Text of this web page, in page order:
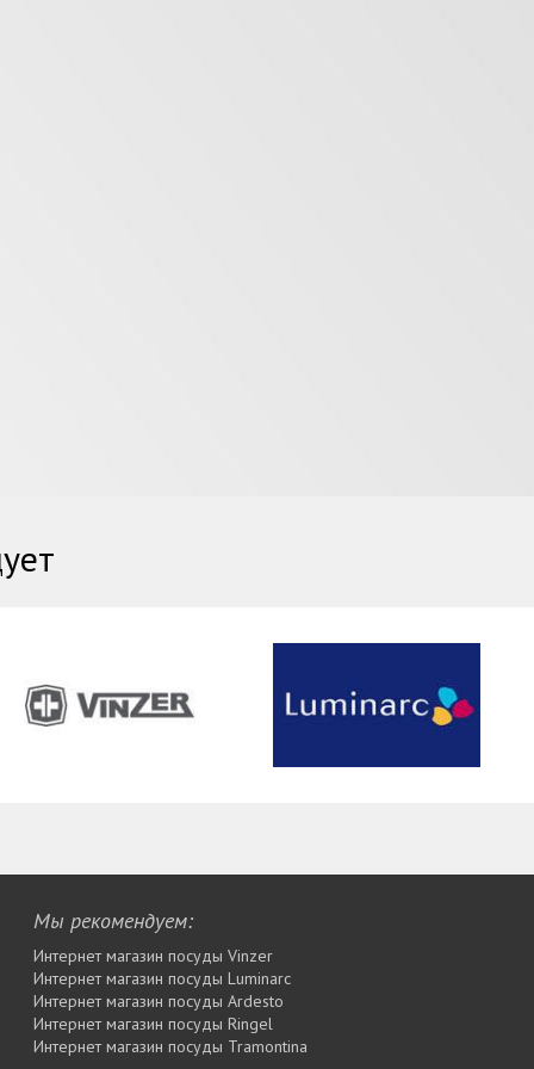
Мы рекомендуем:
Интернет магазин посуды Vinzer
Интернет магазин посуды Luminarc
Интернет магазин посуды Ardesto
Интернет магазин посуды Rіngel
Интернет магазин посуды Tramontina